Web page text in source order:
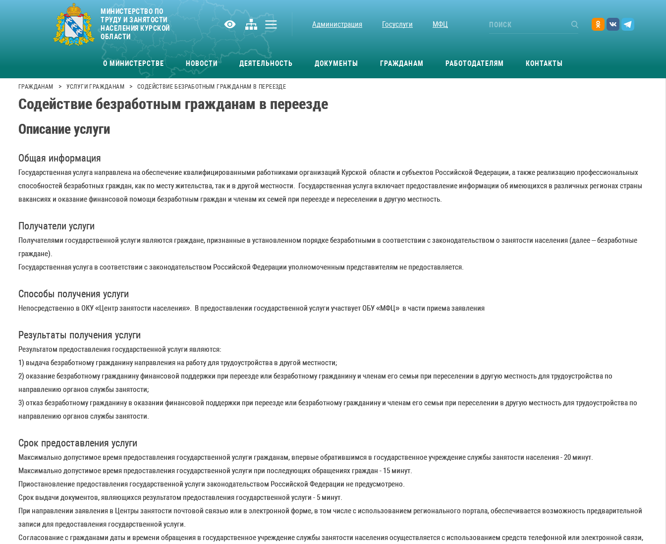
МИНИСТЕРСТВО ПО
ТРУДУ И ЗАНЯТОСТИ
НАСЕЛЕНИЯ КУРСКОЙ
ОБЛАСТИ
Администрация Госуслуги МФЦ
О МИНИСТЕРСТВЕ НОВОСТИ ДЕЯТЕЛЬНОСТЬ ДОКУМЕНТЫ ГРАЖДАНАМ РАБОТОДАТЕЛЯМ КОНТАКТЫ
ГРАЖДАНАМ > УСЛУГИ ГРАЖДАНАМ > СОДЕЙСТВИЕ БЕЗРАБОТНЫМ ГРАЖДАНАМ В ПЕРЕЕЗДЕ
Содействие безработным гражданам в переезде
Описание услуги
Общая информация
Государственная услуга направлена на обеспечение квалифицированными работниками организаций Курской области и субъектов Российской Федерации, а также реализацию профессиональных
способностей безработных граждан, как по месту жительства, так и в другой местности. Государственная услуга включает предоставление информации об имеющихся в различных регионах страны
вакансиях и оказание финансовой помощи безработным граждан и членам их семей при переезде и переселении в другую местность.
Получатели услуги
Получателями государственной услуги являются граждане, признанные в установленном порядке безработными в соответствии с законодательством о занятости населения (далее – безработные
граждане).
Государственная услуга в соответствии с законодательством Российской Федерации уполномоченным представителям не предоставляется.
Способы получения услуги
Непосредственно в ОКУ «Центр занятости населения». В предоставлении государственной услуги участвует ОБУ «МФЦ» в части приема заявления
Результаты получения услуги
Результатом предоставления государственной услуги являются:
1) выдача безработному гражданину направления на работу для трудоустройства в другой местности;
2) оказание безработному гражданину финансовой поддержки при переезде или безработному гражданину и членам его семьи при переселении в другую местность для трудоустройства по
направлению органов службы занятости;
3) отказ безработному гражданину в оказании финансовой поддержки при переезде или безработному гражданину и членам его семьи при переселении в другую местность для трудоустройства по
направлению органов службы занятости.
Срок предоставления услуги
Максимально допустимое время предоставления государственной услуги гражданам, впервые обратившимся в государственное учреждение службы занятости населения - 20 минут.
Максимально допустимое время предоставления государственной услуги при последующих обращениях граждан - 15 минут.
Приостановление предоставления государственной услуги законодательством Российской Федерации не предусмотрено.
Срок выдачи документов, являющихся результатом предоставления государственной услуги - 5 минут.
При направлении заявления в Центры занятости почтовой связью или в электронной форме, в том числе с использованием регионального портала, обеспечивается возможность предварительной
записи для предоставления государственной услуги.
Согласование с гражданами даты и времени обращения в государственное учреждение службы занятости населения осуществляется с использованием средств телефонной или электронной связи,